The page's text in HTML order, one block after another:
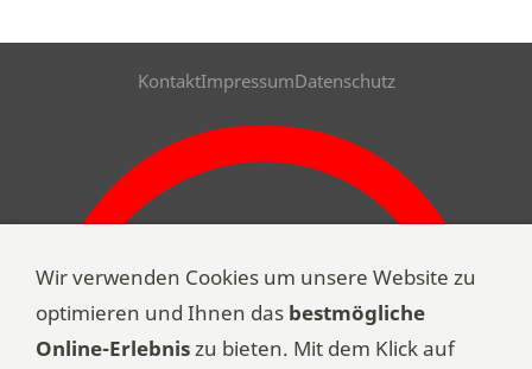
KontaktImpressumDatenschutz
Wir verwenden Cookies um unsere Website zu
optimieren und Ihnen das bestmögliche
Online-Erlebniszu bieten. Mit dem Klick auf